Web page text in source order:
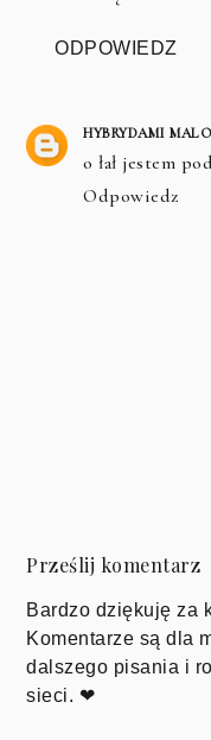
ODPOWIEDZ
HYBRYDAMI
o łał jestem
Odpowiedz
Prześlij komentarz
Bardzo dziękuję za
Komentarze są dla
dalszego pisania i
sieci. ❤